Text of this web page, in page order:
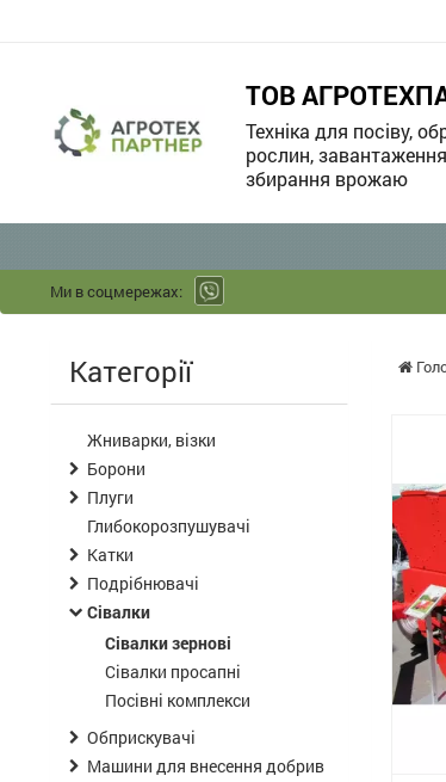
ТОВ
Техніка для посіву,
рослин, завантаження
збирання врожаю
Ми в соцмережах:
Категорії
Жниварки, візки
Борони
Плуги
Глибокорозпушувачі
Катки
Подрібнювачі
Сівалки
Сівалки зернові
Сівалки просапні
Посівні комплекси
Обприскувачі
Машини для внесення добрив